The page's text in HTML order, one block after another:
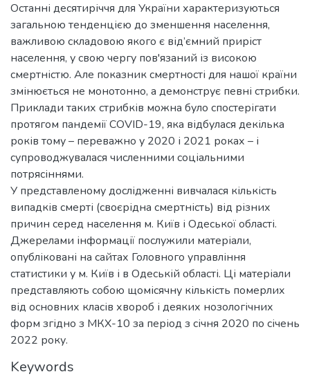
Останні десятиріччя для України характеризуються
загальною тенденцією до зменшення населення,
важливою складовою якого є від’ємний приріст
населення, у свою чергу пов'язаний із високою
смертністю. Але показник смертності для нашої країни
змінюється не монотонно, а демонструє певні стрибки.
Приклади таких стрибків можна було спостерігати
протягом пандемії COVID-19, яка відбулася декілька
років тому – переважно у 2020 і 2021 роках – і
супроводжувалася численними соціальними
потрясіннями.
У представленому дослідженні вивчалася кількість
випадків смерті (своєрідна смертність) від різних
причин серед населення м. Київ і Одеської області.
Джерелами інформації послужили матеріали,
опубліковані на сайтах Головного управління
статистики у м. Київ і в Одеській області. Ці матеріали
представляють собою щомісячну кількість померлих
від основних класів хвороб і деяких нозологічних
форм згідно з МКХ-10 за період з січня 2020 по січень
2022 року.
Keywords